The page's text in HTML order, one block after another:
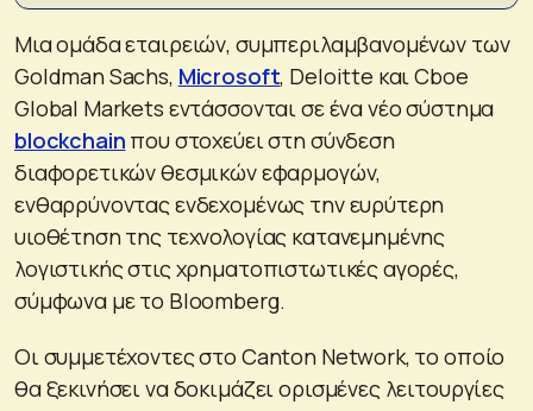
Μια ομάδα εταιρειών, συμπεριλαμβανομένων των
Goldman Sachs, Microsoft, Deloitte και Cboe
Global Markets εντάσσονται σε ένα νέο σύστημα
blockchain που στοχεύει στη σύνδεση
διαφορετικών θεσμικών εφαρμογών,
ενθαρρύνοντας ενδεχομένως την ευρύτερη
υιοθέτηση της τεχνολογίας κατανεμημένης
λογιστικής στις χρηματοπιστωτικές αγορές,
σύμφωνα με το Bloomberg.
Οι συμμετέχοντες στο Canton Network, το οποίο
θα ξεκινήσει να δοκιμάζει ορισμένες λειτουργίες